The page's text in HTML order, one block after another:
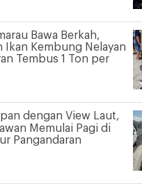
Bawa Berkah,
Ikan Kembung Nelayan
Tembus 1 Ton per
dengan View Laut,
Memulai Pagi di
Pangandaran